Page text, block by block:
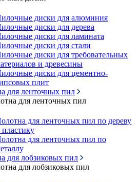
диски для алюминия
диски для дерева
диски для ламината
диски для стали
диски для требовательных
и древесины
диски для цементно-
плит
для ленточных пил
для ленточных пил
для ленточных пил по дереву
пластику
для ленточных пил по
для лобзиковых пил
для лобзиковых пил